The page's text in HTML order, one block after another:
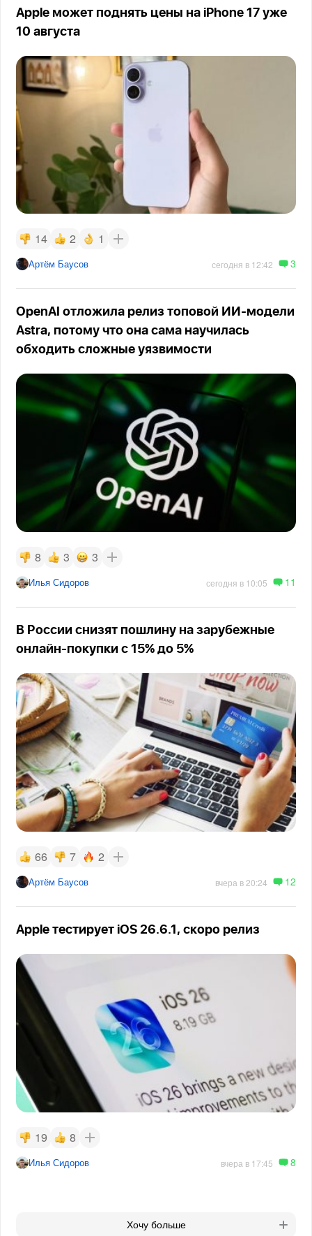
Apple может поднять цены на iPhone 17 уже
10 августа
14 2 1
Артём Баусов сегодня в 12:42 3
OpenAI отложила релиз топовой ИИ-модели
Astra, потому что она сама научилась
обходить сложные уязвимости
8 3 3
Илья Сидоров сегодня в 10:05 11
В России снизят пошлину на зарубежные
онлайн-покупки с 15% до 5%
66 7 2
Артём Баусов вчера в 20:24 12
Apple тестирует iOS 26.6.1, скоро релиз
19 8
Илья Сидоров вчера в 17:45 8
Хочу больше